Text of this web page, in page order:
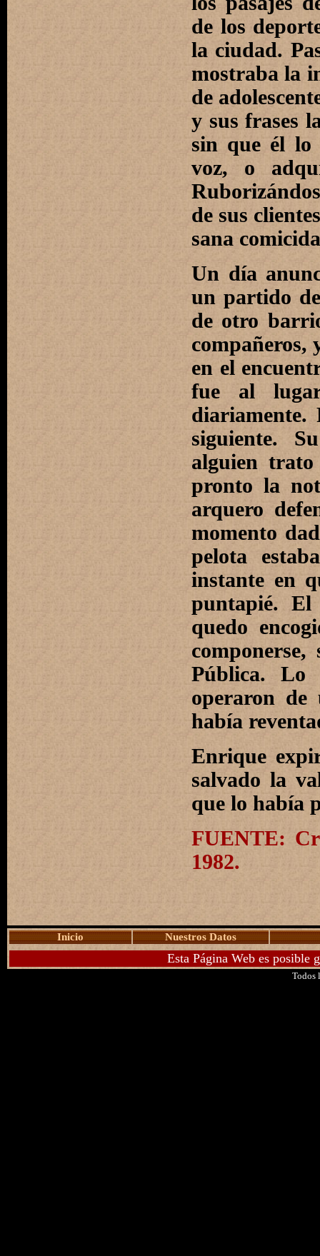
de los
la ciudad.
mostraba la
de
y sus frases
sin que él lo
voz, o
de sus
sana
Un día
un partido
de otro
compañeros,
en el
fue al
diariamente.
siguiente.
alguien
pronto la
arquero
momento
pelota
instante en
puntapié.
quedo
Pública. Lo
operaron de
había
Enrique
salvado la
que lo había
FUENTE:
1982.
Inicio Nuestros Datos
Esta Página Web es posible
Todos